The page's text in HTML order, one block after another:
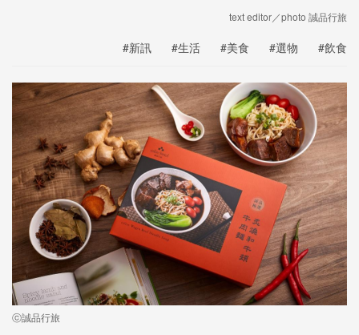
text editor／photo 誠品行旅
#新訊 #生活 #美食 #選物 #飲食
ⓒ誠品行旅